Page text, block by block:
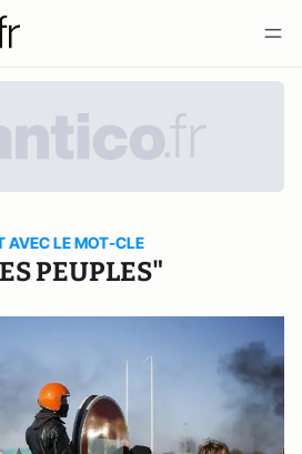
AVEC LE MOT-CLE
PEUPLES"